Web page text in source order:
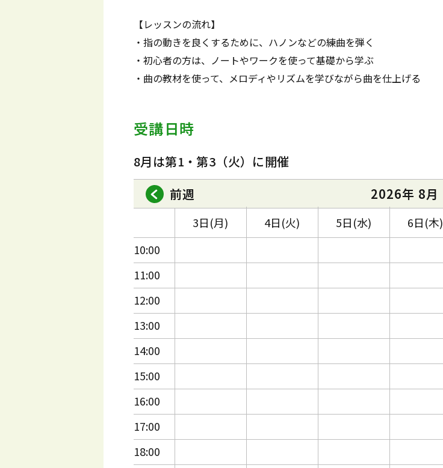
【レッスンの流れ】
・指の動きを良くするために、ハノンなどの練曲を弾く
・初心者の方は、ノートやワークを使って基礎から学ぶ
・曲の教材を使って、メロディやリズムを学びながら曲を仕上げる
受講日時
8月は第1・第3（火）に開催
前週
2026年 8月
10:00
11:00
12:00
13:00
14:00
15:00
16:00
17:00
18:00
3日(月) 4日(火) 5日(水) 6日(木)